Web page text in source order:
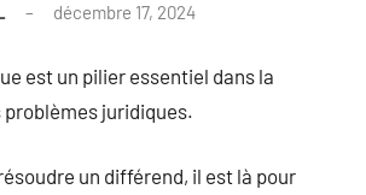
décembre 17, 2024
est un pilier essentiel dans la
juridiques.
un différend, il est là pour